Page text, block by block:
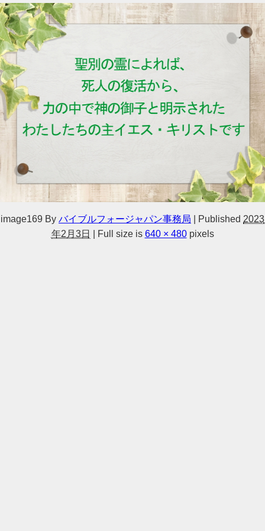
image169 By バイブルフォージャパン事務局 Published 2023
年2月3日
Full size is 640 × 480pixels